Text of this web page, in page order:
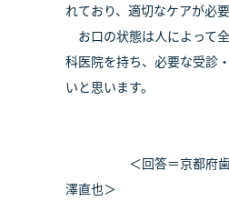
れており、適切なケアが必要
お口の状態は人によって
科医院を持ち、必要な受診
いと思います。
＜回答＝京都府歯科
澤直也＞